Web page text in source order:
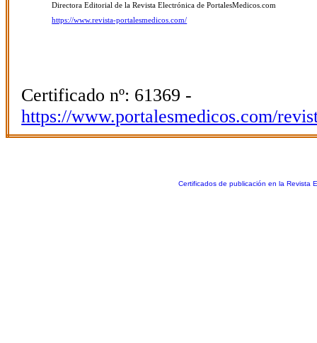
Directora Editorial de la Revista Electrónica de PortalesMedicos.com
https://www.revista-portalesmedicos.com/
Certificado nº: 61369 -
https://www.portalesmedicos.com/
Certificados de publicación en la Revista